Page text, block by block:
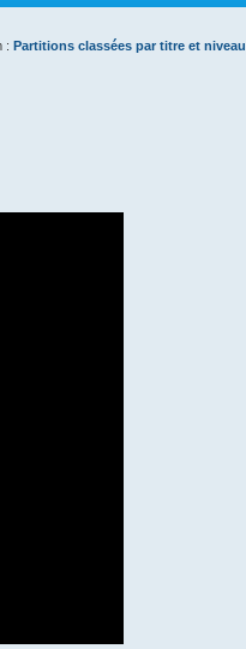
: Partitions classées par titre et niveau